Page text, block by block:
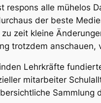
respons alle mühelos
der beste
zeit kleine
trotzdem anschauen,
Lehrkräfte
mitarbeiter
Sammlung